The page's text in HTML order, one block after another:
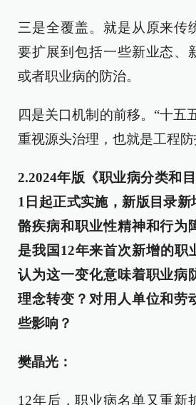
三是全覆盖。就是从原来传
要扩展到包括一些新业态、
或者职业病的防治。
四是关口机制的前移。“十五
重视源头治理，也就是工程防
2.2024年版《职业病分类和
1日起正式实施，新版目录
骼疾病和职业性精神和行为
是我国12年来首次新增的职
认为这一变化意味着职业病
理念转变？对用人单位和劳
些影响？
樊晶光：
12年后，职业病名单又重新